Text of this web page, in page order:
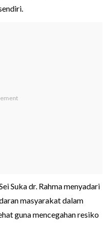
Suka dr. Rahma menyadari
masyarakat dalam
guna mencegahan resiko